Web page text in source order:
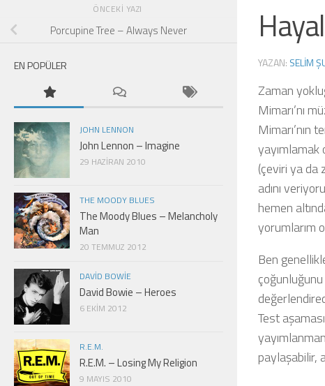
YAZAN: SELIM
Zaman
Mimarı’nı
Mimarı’nın
yayımlamak
(çeviri ya da
adını
hemen
yorumlarım
Ben
Test
paylaşabilir,
ÖNCEKI YAZI
Porcupine Tree – Always Never
EN POPÜLER
JOHN LENNON
John Lennon – Imagine
29 HAZIRAN 2010
THE MOODY BLUES
The Moody Blues – Melancholy
Man
20 TEMMUZ 2012
DAVID BOWIE
David Bowie – Heroes
6 EKIM 2012
R.E.M.
R.E.M. – Losing My Religion
9 MAYIS 2010